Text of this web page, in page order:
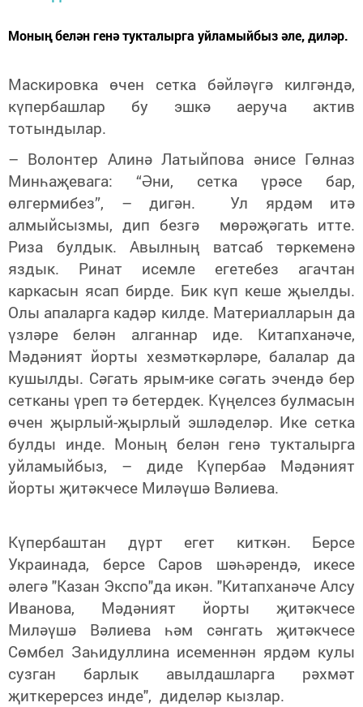
Моның белән генә тукталырга уйламыйбыз әле, диләр.
Маскировка өчен сетка бәйләүгә килгәндә,
күпербашлар бу эшкә аеруча актив
тотындылар.
– Волонтер Алинә Латыйпова әнисе Гөлназ
Минһаҗевага: “Әни, сетка үрәсе бар,
өлгермибез”, – дигән. Ул ярдәм итә
алмыйсызмы, дип безгә мөрәҗәгать итте.
Риза булдык. Авылның ватсаб төркеменә
яздык. Ринат исемле егетебез агачтан
каркасын ясап бирде. Бик күп кеше җыелды.
Олы апаларга кадәр килде. Материалларын да
үзләре белән алганнар иде. Китапханәче,
Мәдәният йорты хезмәткәрләре, балалар да
кушылды. Сәгать ярым-ике сәгать эчендә бер
сетканы үреп тә бетердек. Күңелсез булмасын
өчен җырлый-җырлый эшләделәр. Ике сетка
булды инде. Моның белән генә тукталырга
уйламыйбыз, – диде Күпербаә Мәдәният
йорты җитәкчесе Миләүшә Вәлиева.
Күпербаштан дүрт егет киткән. Берсе
Украинада, берсе Саров шәһәрендә, икесе
әлегә "Казан Экспо"да икән. "Китапханәче Алсу
Иванова, Мәдәният йорты җитәкчесе
Миләүшә Вәлиева һәм сәнгать җитәкчесе
Сөмбел Заһидуллина исеменнән ярдәм кулы
сузган барлык авылдашларга рәхмәт
җиткерерсез инде", диделәр кызлар.